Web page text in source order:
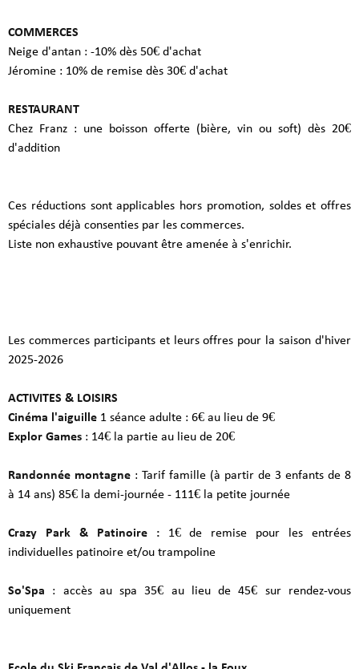
COMMERCES
Neige d'antan : -10% dès 50€ d'achat
Jéromine : 10% de remise dès 30€ d'achat
RESTAURANT
Chez Franz : une boisson offerte (bière, vin ou soft) dès 20€
d'addition
Ces réductions sont applicables hors promotion, soldes et offres
spéciales déjà consenties par les commerces.
Liste non exhaustive pouvant être amenée à s'enrichir.
Les commerces participants et leurs offres pour la saison d'hiver
2025-2026
ACTIVITES & LOISIRS
Cinéma l'aiguille 1 séance adulte : 6€ au lieu de 9€
Explor Games : 14€ la partie au lieu de 20€
Randonnée montagne : Tarif famille (à partir de 3 enfants de 8
à 14 ans) 85€ la demi-journée - 111€ la petite journée
Crazy Park & Patinoire : 1€ de remise pour les entrées
individuelles patinoire et/ou trampoline
So'Spa : accès au spa 35€ au lieu de 45€ sur rendez-vous
uniquement